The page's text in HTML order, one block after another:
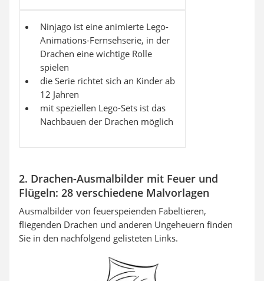
Ninjago ist eine animierte Lego-
Animations-Fernsehserie, in der
Drachen eine wichtige Rolle
spielen
die Serie richtet sich an Kinder ab
12 Jahren
mit speziellen Lego-Sets ist das
Nachbauen der Drachen möglich
2. Drachen-Ausmalbilder mit Feuer und
Flügeln: 28 verschiedene Malvorlagen
Ausmalbilder von feuerspeienden Fabeltieren,
fliegenden Drachen und anderen Ungeheuern finden
Sie in den nachfolgend gelisteten Links.